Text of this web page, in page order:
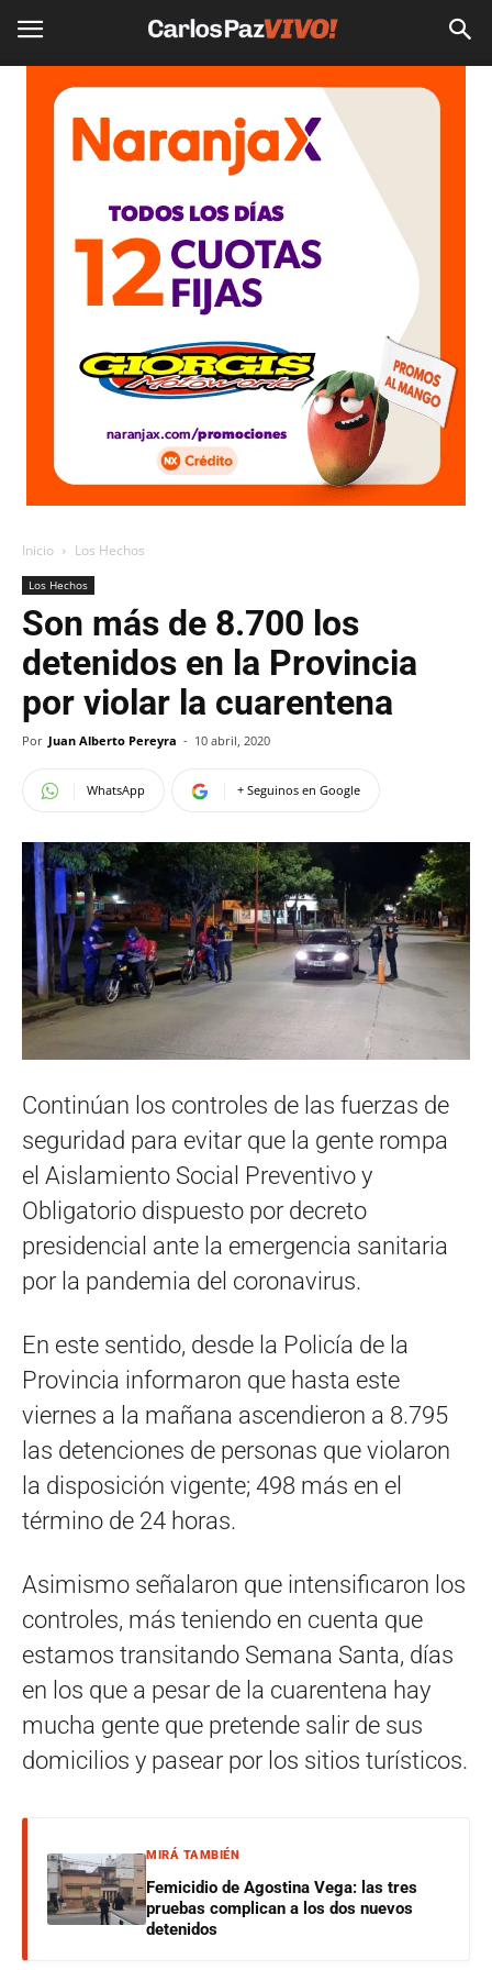
Inicio Los Hechos
Los Hechos
Son más de 8.700 los
detenidos en la Provincia
por violar la cuarentena
Por Juan Alberto Pereyra - 10 abril, 2020
WhatsApp + Seguinos en Google
Continúan los controles de las fuerzas de
seguridad para evitar que la gente rompa
el Aislamiento Social Preventivo y
Obligatorio dispuesto por decreto
presidencial ante la emergencia sanitaria
por la pandemia del coronavirus.
En este sentido, desde la Policía de la
Provincia informaron que hasta este
viernes a la mañana ascendieron a 8.795
las detenciones de personas que violaron
la disposición vigente; 498 más en el
término de 24 horas.
Asimismo señalaron que intensificaron los
controles, más teniendo en cuenta que
estamos transitando Semana Santa, días
en los que a pesar de la cuarentena hay
mucha gente que pretende salir de sus
domicilios y pasear por los sitios turísticos.
MIRÁ TAMBIÉN
Femicidio de Agostina Vega: las tres
pruebas complican a los dos nuevos
detenidos